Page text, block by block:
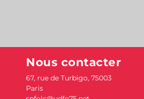
Nous contacter
67, rue de Turbigo, 75003
Paris